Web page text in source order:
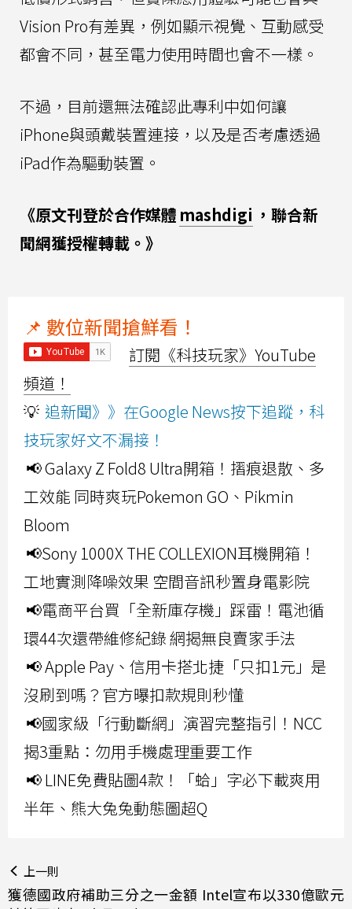
Vision Pro有差異，例如顯示視覺、互動感受
都會不同，甚至電力使用時間也會不一樣。
不過，目前還無法確認此專利中如何讓
iPhone與頭戴裝置連接，以及是否考慮透過
iPad作為驅動裝置。
《原文刊登於合作媒體 mashdigi ，聯合新
聞網獲授權轉載。》
📌 數位新聞搶鮮看！
訂閱《科技玩家》YouTube
頻道！
💡 追新聞》》在Google News按下追蹤，科
技玩家好文不漏接！
📢 Galaxy Z Fold8 Ultra開箱！摺痕退散、多
工效能 同時爽玩Pokemon GO、Pikmin
Bloom
📢Sony 1000X THE COLLEXION耳機開箱！
工地實測降噪效果 空間音訊秒置身電影院
📢電商平台買「全新庫存機」踩雷！電池循
環44次還帶維修紀錄 網揭無良賣家手法
📢 Apple Pay、信用卡搭北捷「只扣1元」是
沒刷到嗎？官方曝扣款規則秒懂
📢國家級「行動斷網」演習完整指引！NCC
揭3重點：勿用手機處理重要工作
📢 LINE免費貼圖4款！「蛤」字必下載爽用
半年、熊大兔兔動態圖超Q
上一則
獲德國政府補助三分之一金額 Intel宣布以330億歐元